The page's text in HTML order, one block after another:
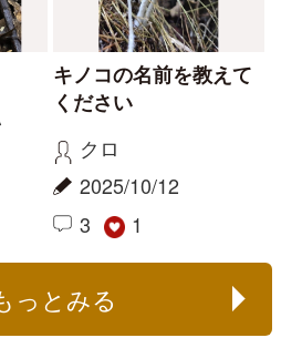
その他（菌類）
名前を教えてください
medaka